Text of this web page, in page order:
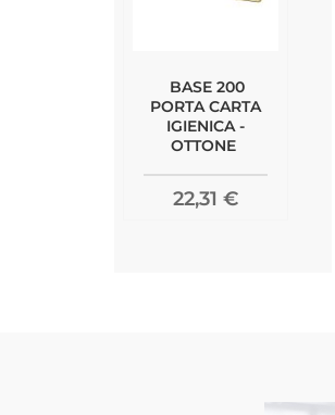
BASE 200
PORTA CARTA
IGIENICA -
OTTONE
22,31 €